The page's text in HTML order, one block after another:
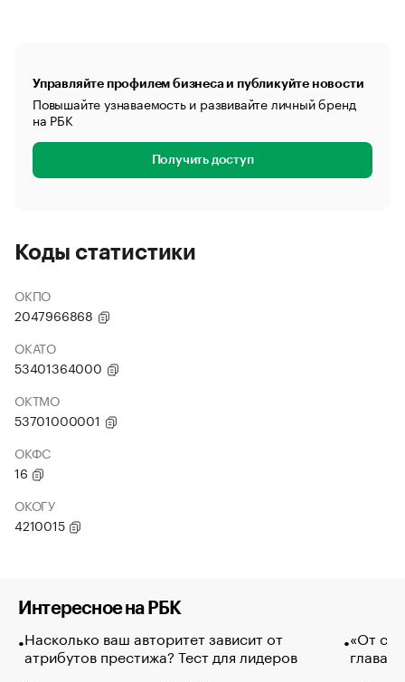
Управляйте профилем бизнеса и публикуйте новости
Повышайте узнаваемость и развивайте личный бренд
на РБК
Получить доступ
Коды статистики
ОКПО
2047966868
ОКАТО
53401364000
ОКТМО
53701000001
ОКФС
16
ОКОГУ
4210015
Интересное на РБК
Насколько ваш авторитет зависит от
атрибутов престижа? Тест для лидеров
«От
глава